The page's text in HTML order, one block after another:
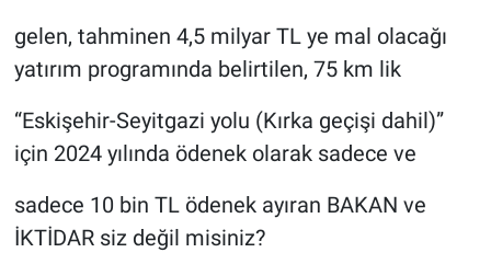
gelen, tahminen 4,5 milyar TL ye mal olacağı
yatırım programında belirtilen, 75 km lik
“Eskişehir-Seyitgazi yolu (Kırka geçişi dahil)”
için 2024 yılında ödenek olarak sadece ve
sadece 10 bin TL ödenek ayıran BAKAN ve
İKTİDAR siz değil misiniz?